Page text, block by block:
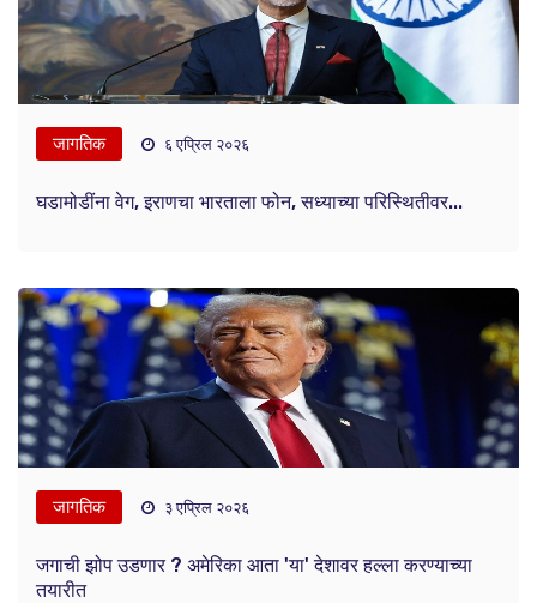
जागतिक ६ एप्रिल २०२६
घडामोडींना वेग, इराणचा भारताला फोन, सध्याच्या परिस्थितीवर...
जागतिक ३ एप्रिल २०२६
जगाची झोप उडणार ? अमेरिका आता 'या' देशावर हल्ला करण्याच्या
तयारीत